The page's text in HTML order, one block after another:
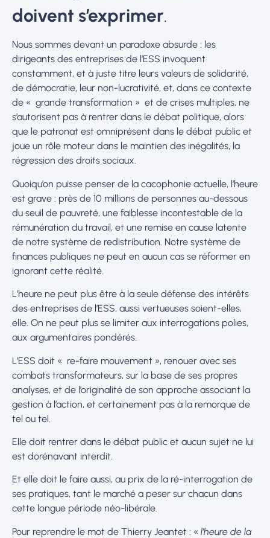
doivent s’exprimer.
Nous sommes devant un paradoxe absurde : les
dirigeants des entreprises de l’ESS invoquent
constamment, et à juste titre leurs valeurs de solidarité,
de démocratie, leur non-lucrativité, et, dans ce contexte
de « grande transformation » et de crises multiples, ne
s’autorisent pas à rentrer dans le débat politique, alors
que le patronat est omniprésent dans le débat public et
joue un rôle moteur dans le maintien des inégalités, la
régression des droits sociaux.
Quoiqu’on puisse penser de la cacophonie actuelle, l’heure
est grave : près de 10 millions de personnes au-dessous
du seuil de pauvreté, une faiblesse incontestable de la
rémunération du travail, et une remise en cause latente
de notre système de redistribution. Notre système de
finances publiques ne peut en aucun cas se réformer en
ignorant cette réalité.
L’heure ne peut plus être à la seule défense des intérêts
des entreprises de l’ESS, aussi vertueuses soient-elles,
elle. On ne peut plus se limiter aux interrogations polies,
aux argumentaires pondérés.
L’ESS doit « re-faire mouvement », renouer avec ses
combats transformateurs, sur la base de ses propres
analyses, et de l’originalité de son approche associant la
gestion à l’action, et certainement pas à la remorque de
tel ou tel.
Elle doit rentrer dans le débat public et aucun sujet ne lui
est dorénavant interdit.
Et elle doit le faire aussi, au prix de la ré-interrogation de
ses pratiques, tant le marché a peser sur chacun dans
cette longue période néo-libérale.
Pour reprendre le mot de Thierry Jeantet : « l’heure de la